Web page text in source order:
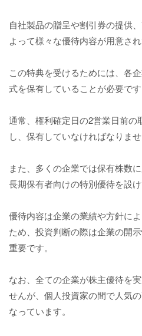
自社製品の贈呈や割引券の提供
よって様々な優待内容が用意され
この特典を受けるためには、各
式を保有していることが必要です
通常、権利確定日の2営業日前の
し、保有していなければなりませ
また、多くの企業では保有株数
長期保有者向けの特別優待を設
優待内容は企業の業績や方針に
ため、投資判断の際は企業の開
重要です。
なお、全ての企業が株主優待を
せんが、個人投資家の間で人気
なっています。